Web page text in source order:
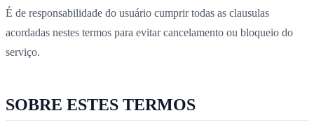
É de responsabilidade do usuário cumprir todas as clausulas
acordadas nestes termos para evitar cancelamento ou bloqueio do
serviço.
SOBRE ESTES TERMOS